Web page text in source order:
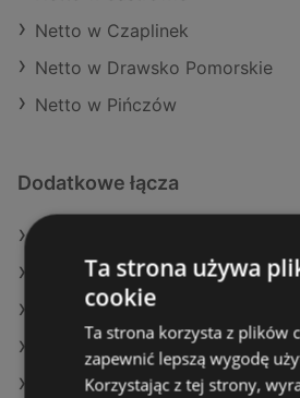
Netto w Czaplinek
Netto w Drawsko Pomorskie
Netto w Pińczów
Dodatkowe łącza
Oferty Makro
Oferty Eurocash
Aktualne gazetki Delikatesy
Aktualne gazetki Kaufland
Ta strona używa
cookie
Ta strona korzysta z plików
zapewnić lepszą wygodę
Korzystając z tej strony,